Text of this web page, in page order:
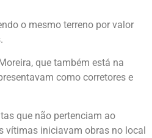
o mesmo terreno por valor
que também está na
como corretores e
que não pertenciam ao
vítimas iniciavam obras no local